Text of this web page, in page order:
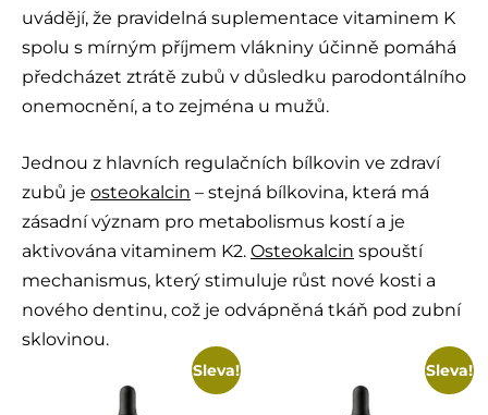
uvádějí, že pravidelná suplementace vitaminem K
spolu s mírným příjmem vlákniny účinně pomáhá
předcházet ztrátě zubů v důsledku parodontálního
onemocnění, a to zejména u mužů.
Jednou z hlavních regulačních bílkovin ve zdraví
zubů je osteokalcin – stejná bílkovina, která má
zásadní význam pro metabolismus kostí a je
aktivována vitaminem K2. Osteokalcin spouští
mechanismus, který stimuluje růst nové kosti a
nového dentinu, což je odvápněná tkáň pod zubní
sklovinou.
Sleva! Sleva!